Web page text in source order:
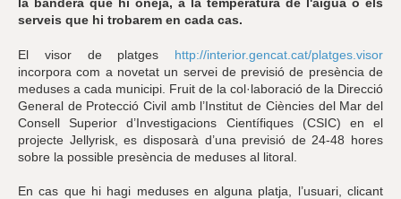
serveis que hi trobarem en cada cas.
El visor de platges http://interior.gencat.cat/platges.visor
incorpora com a novetat un servei de previsió de presència de
meduses a cada municipi. Fruit de la col·laboració de la Direcció
General de Protecció Civil amb l’Institut de Ciències del Mar del
Consell Superior d’Investigacions Científiques (CSIC) en el
projecte Jellyrisk, es disposarà d’una previsió de 24-48 hores
sobre la possible presència de meduses al litoral.
En cas que hi hagi meduses en alguna platja, l’usuari, clicant